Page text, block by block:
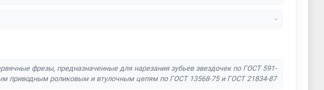
-
фрезы, предназначенные для нарезания зубьев звездочек по ГОСТ 591-
приводным роликовым и втулочным цепям по ГОСТ 13568-75 и ГОСТ 21834-87